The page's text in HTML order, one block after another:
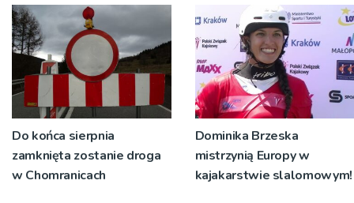
Do końca sierpnia
zamknięta zostanie droga
w Chomranicach
Dominika Brzeska
mistrzynią Europy w
kajakarstwie slalomowym!